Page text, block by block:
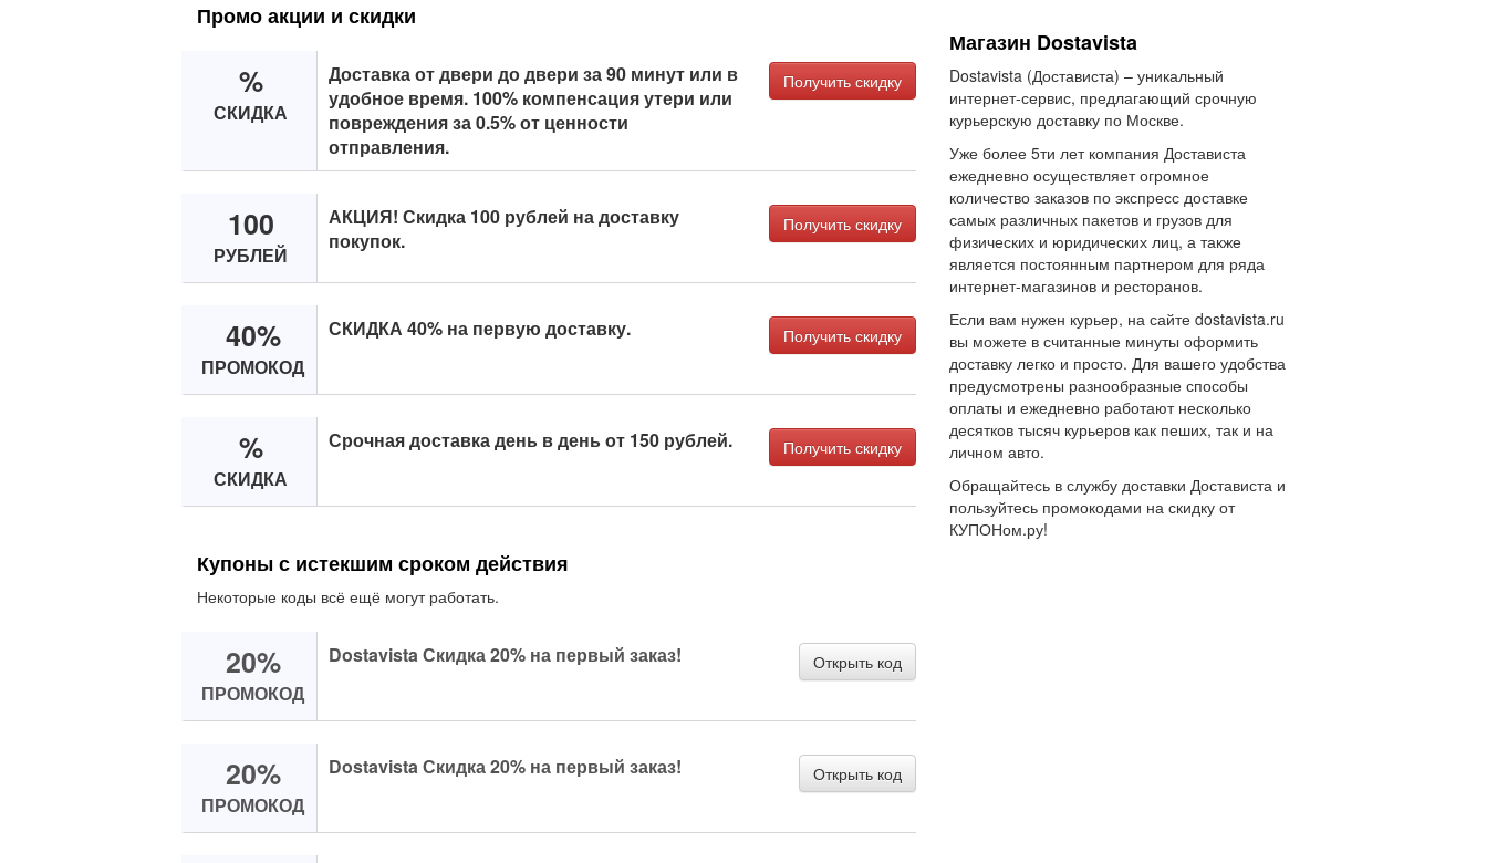
Промо акции и скидки
%
СКИДКА
Доставка от двери до двери за 90 минут или в
удобное время. 100% компенсация утери или
повреждения за 0.5% от ценности
отправления.
Получить скидку
100
РУБЛЕЙ
АКЦИЯ! Скидка 100 рублей на доставку
покупок.
Получить скидку
40%
ПРОМОКОД
СКИДКА 40% на первую доставку. Получить скидку
%
СКИДКА
Срочная доставка день в день от 150 рублей. Получить скидку
Купоны с истекшим сроком действия
Некоторые коды всё ещё могут работать.
20%
ПРОМОКОД
Dostavista Скидка 20% на первый заказ! Открыть код
20%
ПРОМОКОД
Dostavista Скидка 20% на первый заказ! Открыть код
Магазин Dostavista
Dostavista (Достависта) – уникальный
интернет-сервис, предлагающий срочную
курьерскую доставку по Москве.
Уже более 5ти лет компания Достависта
ежедневно осуществляет огромное
количество заказов по экспресс доставке
самых различных пакетов и грузов для
физических и юридических лиц, а также
является постоянным партнером для ряда
интернет-магазинов и ресторанов.
Если вам нужен курьер, на сайте dostavista.ru
вы можете в считанные минуты оформить
доставку легко и просто. Для вашего удобства
предусмотрены разнообразные способы
оплаты и ежедневно работают несколько
десятков тысяч курьеров как пеших, так и на
личном авто.
Обращайтесь в службу доставки Достависта и
пользуйтесь промокодами на скидку от
КУПОНом.ру!